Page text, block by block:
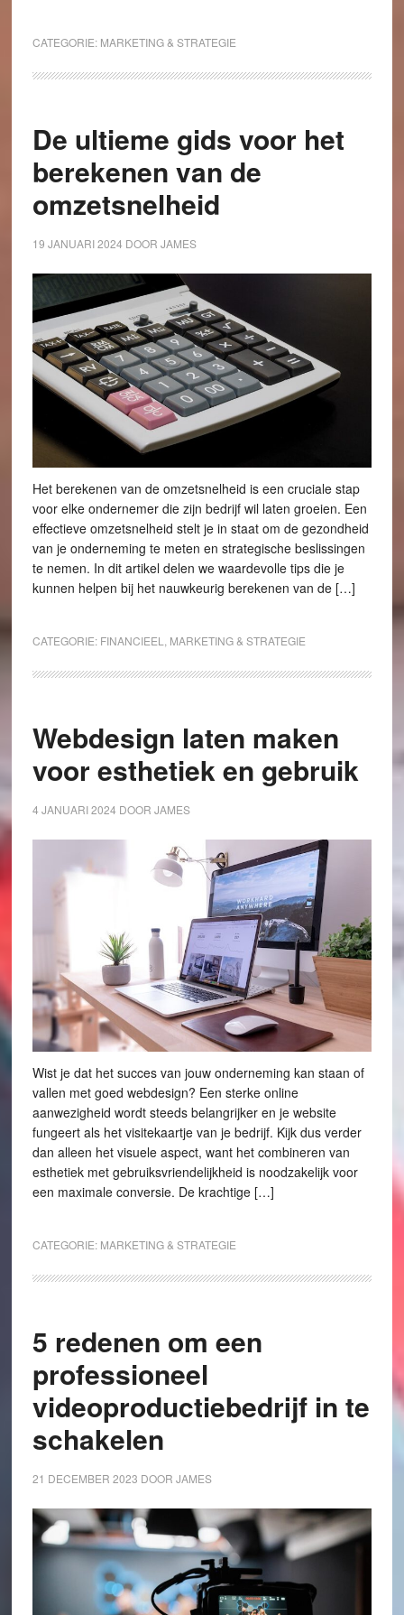
CATEGORIE: MARKETING & STRATEGIE
De ultieme gids voor het
berekenen van de
omzetsnelheid
19 JANUARI 2024 DOOR JAMES
Het berekenen van de omzetsnelheid is een cruciale stap
voor elke ondernemer die zijn bedrijf wil laten groeien. Een
effectieve omzetsnelheid stelt je in staat om de gezondheid
van je onderneming te meten en strategische beslissingen
te nemen. In dit artikel delen we waardevolle tips die je
kunnen helpen bij het nauwkeurig berekenen van de […]
CATEGORIE: FINANCIEEL MARKETING & STRATEGIE
Webdesign laten maken
voor esthetiek en gebruik
4 JANUARI 2024 DOOR JAMES
Wist je dat het succes van jouw onderneming kan staan of
vallen met goed webdesign? Een sterke online
aanwezigheid wordt steeds belangrijker en je website
fungeert als het visitekaartje van je bedrijf. Kijk dus verder
dan alleen het visuele aspect, want het combineren van
esthetiek met gebruiksvriendelijkheid is noodzakelijk voor
een maximale conversie. De krachtige […]
CATEGORIE: MARKETING & STRATEGIE
5 redenen om een
professioneel
videoproductiebedrijf in te
schakelen
21 DECEMBER 2023 DOOR JAMES